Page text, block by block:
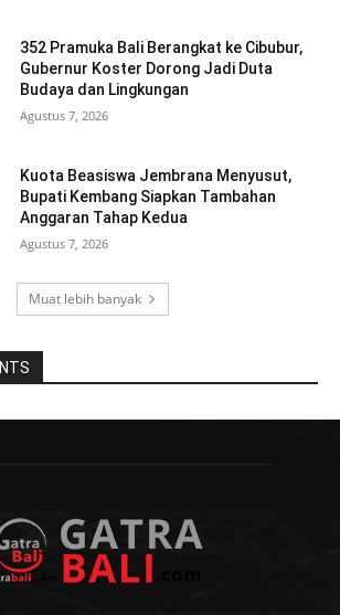
352 Pramuka Bali Berangkat ke Cibubur,
Gubernur Koster Dorong Jadi Duta
Budaya dan Lingkungan
Agustus 7, 2026
Kuota Beasiswa Jembrana Menyusut,
Bupati Kembang Siapkan Tambahan
Anggaran Tahap Kedua
Agustus 7, 2026
Muat lebih banyak